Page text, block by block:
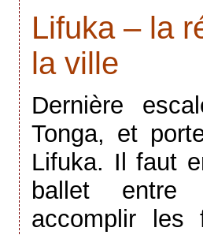
Lifuka – la
la ville
Dernière
Tonga, et
Lifuka. Il faut
ballet entre
accomplir les